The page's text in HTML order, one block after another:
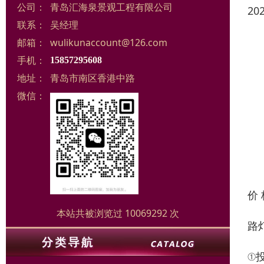
公司：
青岛汇海泉景观工程有限公司
联系：
吴经理
邮箱：
wulikunaccount@126.com
手机：
15857295608
地址：
青岛市南区香港中路
微信：
本站共被浏览过 10069292 次
价
路
①